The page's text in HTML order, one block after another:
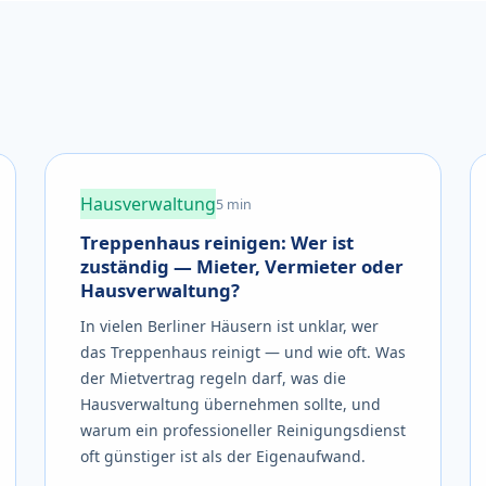
Hausverwaltung5 min
Treppenhaus reinigen: Wer ist
zuständig — Mieter, Vermieter oder
Hausverwaltung?
In vielen Berliner Häusern ist unklar, wer
das Treppenhaus reinigt — und wie oft. Was
der Mietvertrag regeln darf, was die
Hausverwaltung übernehmen sollte, und
warum ein professioneller Reinigungsdienst
oft günstiger ist als der Eigenaufwand.